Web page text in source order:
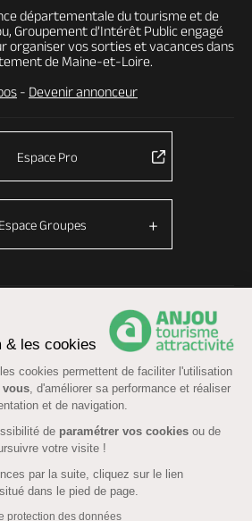
& les cookies
cookies permettent de faciliter l'utilisation
vous, d'améliorer sa performance et réaliser
et de navigation.
de paramétrer vos cookies ou de
votre visite !
par la suite, cliquez sur le lien
dans le pied de page.
protection des données
départementale du tourisme et de
Groupement d’Intérêt Public engagé
organiser vos sorties et vacances dans
de Maine-et-Loire.
- Devenir annonceur
Espace Pro
Espace Groupes
Données personnelles -Cookies